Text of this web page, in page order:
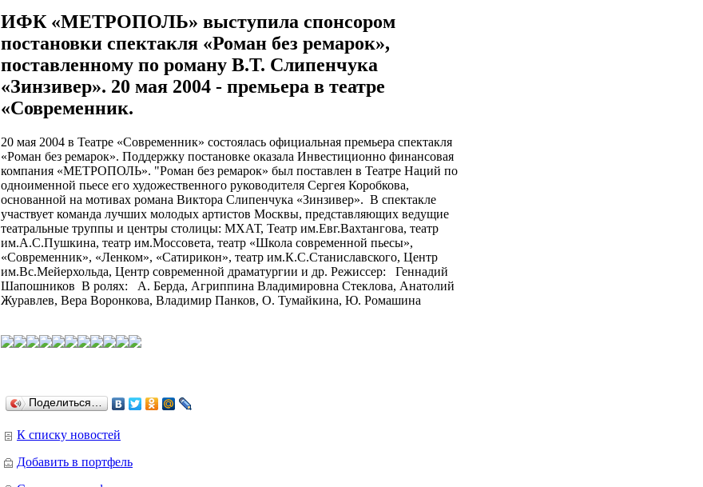
ИФК «МЕТРОПОЛЬ» выступила спонсором
постановки спектакля «Роман без ремарок»,
поставленному по роману В.Т. Слипенчука
«Зинзивер». 20 мая 2004 - премьера в театре
«Современник.
20 мая 2004 в Театре «Современник» состоялась официальная премьера спектакля
«Роман без ремарок». Поддержку постановке оказала Инвестиционно финансовая
компания «МЕТРОПОЛЬ». "Роман без ремарок» был поставлен в Театре Наций по
одноименной пьесе его художественного руководителя Сергея Коробкова,
основанной на мотивах романа Виктора Слипенчука «Зинзивер». В спектакле
участвует команда лучших молодых артистов Москвы, представляющих ведущие
театральные труппы и центры столицы: МХАТ, Театр им.Евг.Вахтангова, театр
им.А.С.Пушкина, театр им.Моссовета, театр «Школа современной пьесы»,
«Современник», «Ленком», «Сатирикон», театр им.К.С.Станиславского, Центр
им.Вс.Мейерхольда, Центр современной драматургии и др. Режиссер: Геннадий
Шапошников В ролях: А. Берда, Агриппина Владимировна Стеклова, Анатолий
Журавлев, Вера Воронкова, Владимир Панков, О. Тумайкина, Ю. Ромашина
Поделиться…
К списку новостей
Добавить в портфель